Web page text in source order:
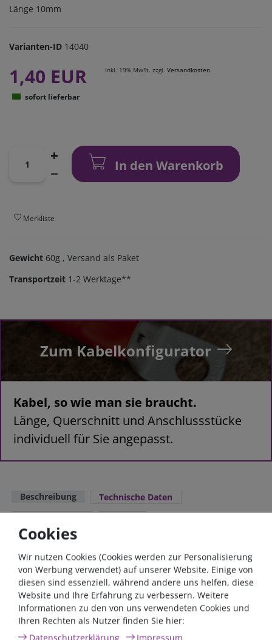
Länge 10mm
Varianten-ID 14040
1,40 EUR inkl. 19% MwSt. zzgl. Versandkosten
sofort lieferbar
In den Warenkorb
Merkliste
Gewicht 60g , Versand als Paket
Transportzeit 1-2 Werktage**
Zum Kabelkonfigurator
Kabel, so wie man sie braucht.
Länge, Querschnitt und Anschlussstücke
individuell für Sie angepasst.
Beschreibung
Technische Daten
Isolierte Ausführung für Kabelquerschnitt 2,5mm²,
Isolationsfarbe grau.
Lieferumfang:
10 Stück Aderendhülse 4mm²
Weitere hilfreiche Tipps finden Sie in unserer FAQ
Cookies
Wir nutzen Cookies (Cookies werden zur Personalisierung
von Werbung verwendet) auf unserer Website. Einige von
diesen sind essenziell, während andere uns helfen, diese
Website und Ihre Erfahrung zu verbessern. Weitere
Informationen zu den von uns verwendeten Cookies und
Ihren Rechten als Nutzer finden Sie hier:
Daten­schutz­erklärung
Impressum